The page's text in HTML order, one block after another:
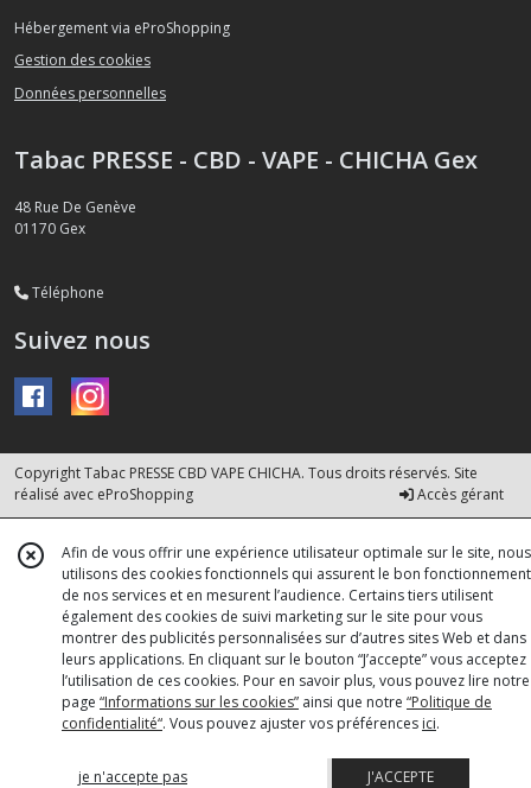
Hébergement via eProShopping
Gestion des cookies
Données personnelles
Tabac PRESSE - CBD - VAPE - CHICHA Gex
48 Rue De Genève
01170 Gex
Téléphone
Suivez nous
Copyright Tabac PRESSE CBD VAPE CHICHA. Tous droits réservés. Site
réalisé avec eProShopping Accès gérant
Afin de vous offrir une expérience utilisateur optimale sur le site, nous
utilisons des cookies fonctionnels qui assurent le bon fonctionnement
de nos services et en mesurent l’audience. Certains tiers utilisent
également des cookies de suivi marketing sur le site pour vous
montrer des publicités personnalisées sur d’autres sites Web et dans
leurs applications. En cliquant sur le bouton “J’accepte” vous acceptez
l’utilisation de ces cookies. Pour en savoir plus, vous pouvez lire notre
page “Informations sur les cookies” ainsi que notre “Politique de
confidentialité“. Vous pouvez ajuster vos préférences ici.
je n'accepte pas J'ACCEPTE